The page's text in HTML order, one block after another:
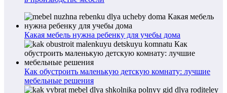
Какая мебель нужна ребенку для учебы дома
Как обустроить маленькую детскую комнату: лучшие
мебельные решения